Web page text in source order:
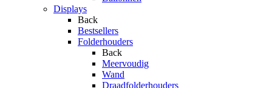
Displays
Back
Bestsellers
Folderhouders
Back
Meervoudig
Wand
Draadfolderhouders